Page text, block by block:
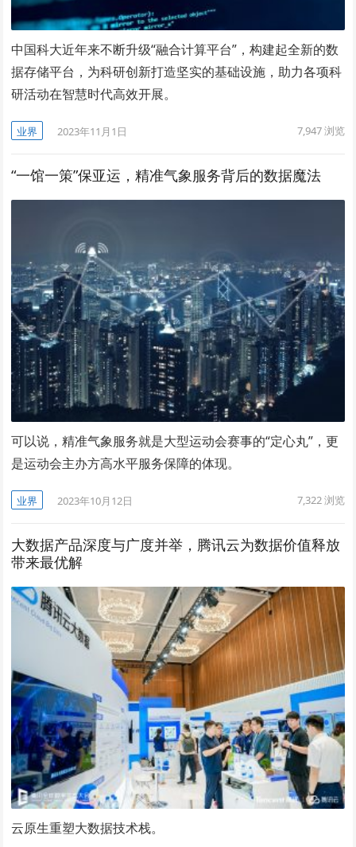
中国科大近年来不断升级“融合计算平台”，构建起全新的数
据存储平台，为科研创新打造坚实的基础设施，助力各项科
研活动在智慧时代高效开展。
业界 2023年11月1日 7,947浏览
“一馆一策”保亚运，精准气象服务背后的数据魔法
可以说，精准气象服务就是大型运动会赛事的“定心丸”，更
是运动会主办方高水平服务保障的体现。
业界 2023年10月12日 7,322浏览
大数据产品深度与广度并举，腾讯云为数据价值释放
带来最优解
云原生重塑大数据技术栈。